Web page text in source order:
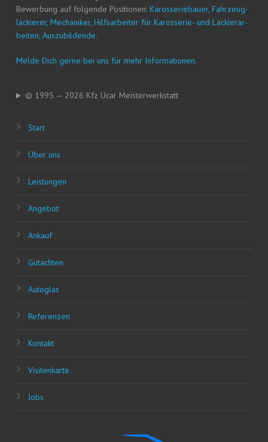
Bewer­bung auf fol­gen­de Posi­tio­nen: Karos­se­rie­bau­er, Fahr­zeug­
la­ckie­rer, Mecha­ni­ker, Hilfs­ar­bei­ter für Karos­se­rie- und Lackier­ar­
bei­ten, Auszubildende.
Mel­de Dich ger­ne bei uns für mehr Informationen.
© 1995 — 2026 Kfz Ucar Meisterwerkstatt
Start
Über uns
Leis­tun­gen
Ange­bot
Ankauf
Gut­ach­ten
Auto­glas
Refe­ren­zen
Kon­takt
Visi­ten­kar­te
Jobs